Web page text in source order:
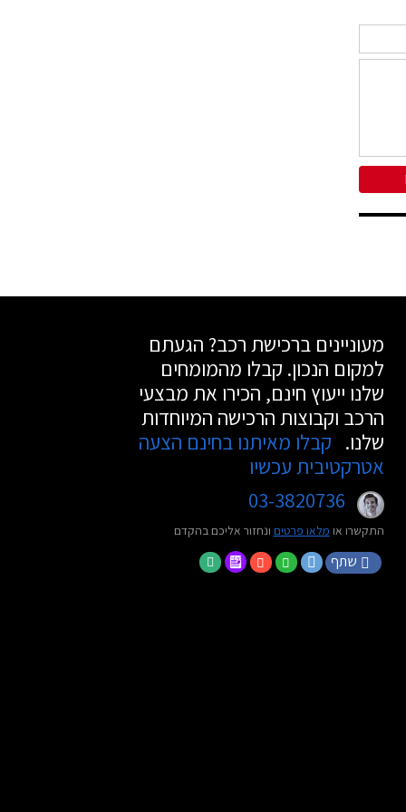
מעוניינים ברכישת רכב? הגעתם
למקום הנכון. קבלו מהמומחים
שלנו ייעוץ חינם, הכירו את מבצעי
הרכב וקבוצות הרכישה המיוחדות
שלנו. קבלו מאיתנו בחינם הצעה
אטרקטיבית עכשיו
03-3820736
התקשרו או מלאו פרטים ונחזור אליכם בהקדם
שתף